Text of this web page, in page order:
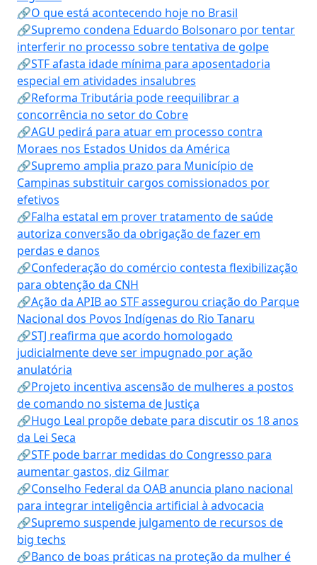
🔗O que está acontecendo hoje no Brasil
🔗Supremo condena Eduardo Bolsonaro por tentar
interferir no processo sobre tentativa de golpe
🔗STF afasta idade mínima para aposentadoria
especial em atividades insalubres
🔗Reforma Tributária pode reequilibrar a
concorrência no setor do Cobre
🔗AGU pedirá para atuar em processo contra
Moraes nos Estados Unidos da América
🔗Supremo amplia prazo para Município de
Campinas substituir cargos comissionados por
efetivos
🔗Falha estatal em prover tratamento de saúde
autoriza conversão da obrigação de fazer em
perdas e danos
🔗Confederação do comércio contesta flexibilização
para obtenção da CNH
🔗Ação da APIB ao STF assegurou criação do Parque
Nacional dos Povos Indígenas do Rio Tanaru
🔗STJ reafirma que acordo homologado
judicialmente deve ser impugnado por ação
anulatória
🔗Projeto incentiva ascensão de mulheres a postos
de comando no sistema de Justiça
🔗Hugo Leal propõe debate para discutir os 18 anos
da Lei Seca
🔗STF pode barrar medidas do Congresso para
aumentar gastos, diz Gilmar
🔗Conselho Federal da OAB anuncia plano nacional
para integrar inteligência artificial à advocacia
🔗Supremo suspende julgamento de recursos de
big techs
🔗Banco de boas práticas na proteção da mulher é